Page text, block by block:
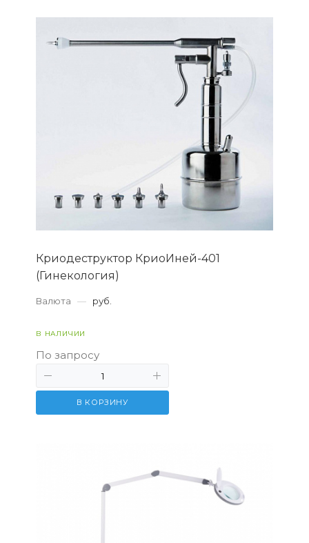
Криодеструктор КриоИней-401
(Гинекология)
Валюта — руб.
В НАЛИЧИИ
По запросу
В КОРЗИНУ